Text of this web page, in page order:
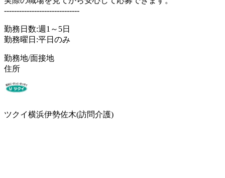
------------------------------
勤務日数:週1～5日
勤務曜日:平日のみ
勤務地/面接地
住所
ツクイ横浜伊勢佐木(訪問介護)